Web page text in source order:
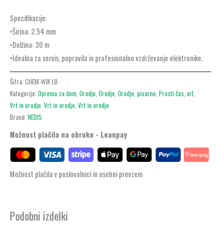
Specifikacije:
•Širina: 2,54 mm
•Dolžina: 30 m
•Idealna za servis, popravila in profesionalno vzdrževanje elektronike.
Šifra: CHEM-WIK LB
Kategorije: Oprema za dom Orodje Orodje Orodje pisarno Prosti čas vrt
Vrt in orodje Vrt in orodje Vrt in orodje
Brand: NEDIS
Možnost plačila na obroke - Leanpay
Možnost plačila v poslovalnici in osebni prevzem
Podobni izdelki